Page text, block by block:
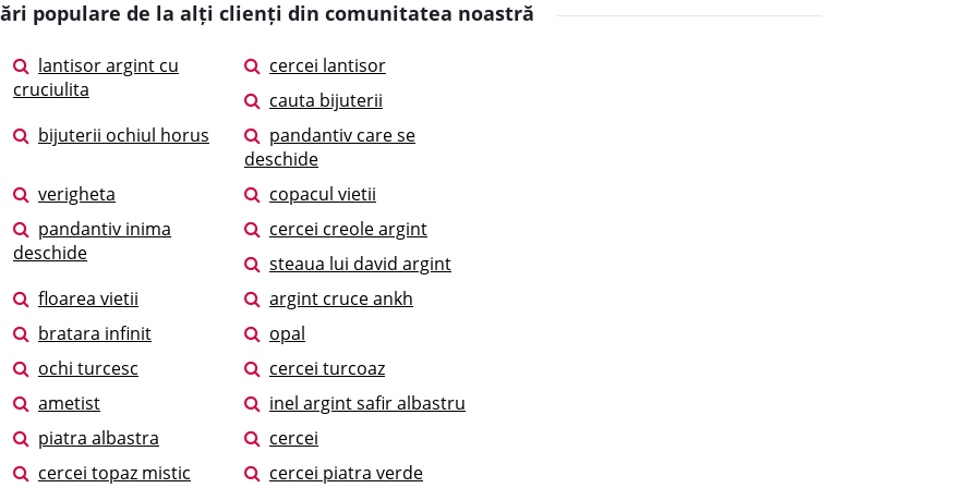
populare de la alți clienți din comunitatea noastră
lantisor argint cu
cruciulita
cercei lantisor
cauta bijuterii
bijuterii ochiul horus
pandantiv care se
deschide
verigheta
copacul vietii
pandantiv inima
deschide
cercei creole argint
steaua lui david argint
floarea vietii
argint cruce ankh
bratara infinit
opal
ochi turcesc
cercei turcoaz
ametist
inel argint safir albastru
piatra albastra
cercei
cercei topaz mistic
cercei piatra verde